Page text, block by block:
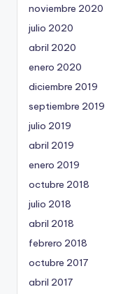
noviembre 2020
julio 2020
abril 2020
enero 2020
diciembre 2019
septiembre 2019
julio 2019
abril 2019
enero 2019
octubre 2018
julio 2018
abril 2018
febrero 2018
octubre 2017
abril 2017